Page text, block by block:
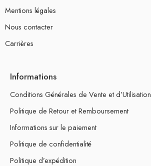
Mentions légales
Nous contacter
Carrières
Informations
Conditions Générales de Vente et d’Utilisation
Politique de Retour et Remboursement
Informations sur le paiement
Politique de confidentialité
Politique d’expédition